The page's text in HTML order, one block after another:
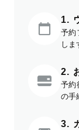
1.
予約
しま
2.
予約
の手
3.